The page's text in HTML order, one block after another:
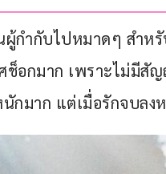
ผู้กำกับไปหมาดๆ สำหรั
อกมาก เพราะไม่มีสัญ
นักมาก แต่เมื่อรักจบล